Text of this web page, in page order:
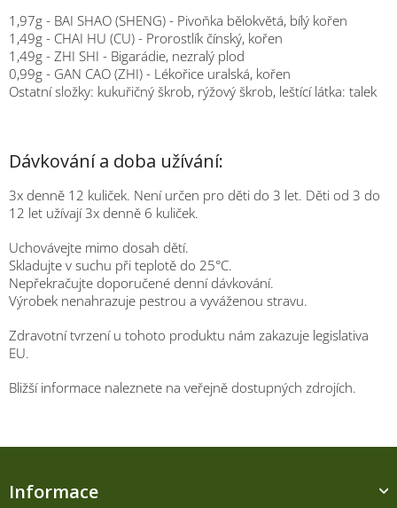
1,97g - BAI SHAO (SHENG) - Pivoňka bělokvětá, bílý kořen
1,49g - CHAI HU (CU) - Prorostlík čínský, kořen
1,49g - ZHI SHI - Bigarádie, nezralý plod
0,99g - GAN CAO (ZHI) - Lékořice uralská, kořen
Ostatní složky: kukuřičný škrob, rýžový škrob, leštící látka: talek
Dávkování a doba užívání:
3x denně 12 kuliček. Není určen pro děti do 3 let. Děti od 3 do
12 let užívají 3x denně 6 kuliček.
Uchovávejte mimo dosah dětí.
Skladujte v suchu při teplotě do 25°C.
Nepřekračujte doporučené denní dávkování.
Výrobek nenahrazuje pestrou a vyváženou stravu.
Zdravotní tvrzení u tohoto produktu nám zakazuje legislativa
EU.
Bližší informace naleznete na veřejně dostupných zdrojích.
Z
Informace